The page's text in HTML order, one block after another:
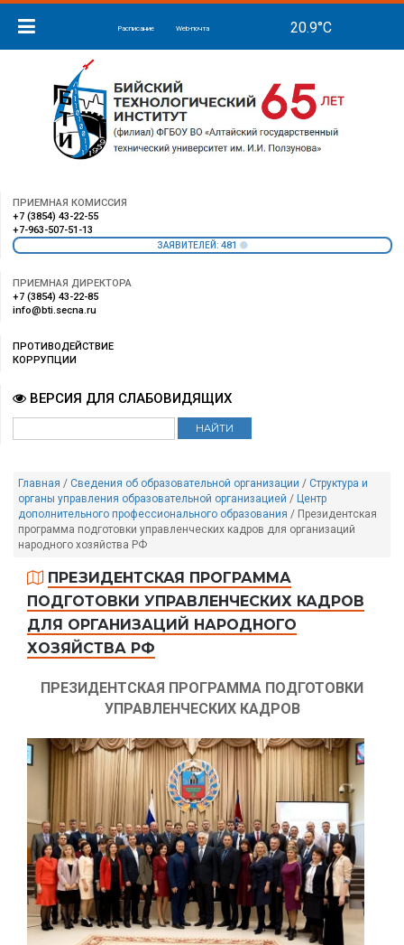
Расписание Web-почта
ПРИЕМНАЯ КОМИССИЯ
+7 (3854) 43-22-55
+7-963-507-51-13
ЗАЯВИТЕЛЕЙ: 481
ПРИЕМНАЯ ДИРЕКТОРА
+7 (3854) 43-22-85
info@bti.secna.ru
ПРОТИВОДЕЙСТВИЕ
КОРРУПЦИИ
ВЕРСИЯ ДЛЯ СЛАБОВИДЯЩИХ
Главная / Сведения об образовательной организации / Структура и
органы управления образовательной организацией / Центр
дополнительного профессионального образования / Президентская
программа подготовки управленческих кадров для организаций
народного хозяйства РФ
ПРЕЗИДЕНТСКАЯ ПРОГРАММА
ПОДГОТОВКИ УПРАВЛЕНЧЕСКИХ КАДРОВ
ДЛЯ ОРГАНИЗАЦИЙ НАРОДНОГО
ХОЗЯЙСТВА РФ
ПРЕЗИДЕНТСКАЯ ПРОГРАММА ПОДГОТОВКИ
УПРАВЛЕНЧЕСКИХ КАДРОВ